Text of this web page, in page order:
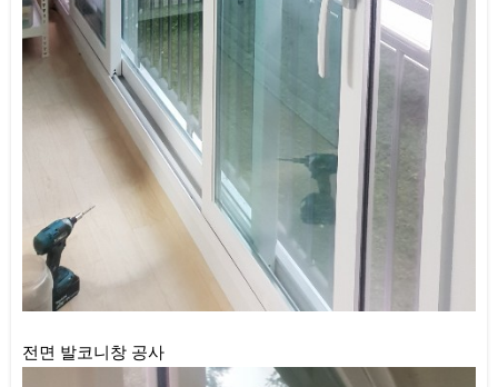
전면 발코니창 공사